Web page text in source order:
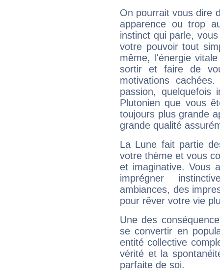
On pourrait vous dire
apparence ou trop
instinct qui parle,
votre pouvoir tout
même, l'énergie
sortir et faire de
motivations
passion, quelquefois
Plutonien que vous
toujours plus grande
grande qualité
La Lune fait partie
votre thème et vous
et imaginative. Vous
imprégner
ambiances, des
pour rêver votre vie
Une des
se convertir en
entité collective
vérité et la
parfaite de soi.